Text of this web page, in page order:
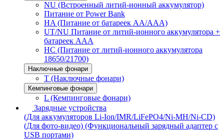
NU (Встроенный литий-ионный аккумулятор)
Питание от Power Bank
HA (Питание от батареек AA/AAA)
UT/NU Питание от литий-ионного аккумулятора +
батареек AAA
HC (Питание от литий-ионного аккумулятора
18650/21700)
Наключные фонари
T (Наключные фонари)
Кемпинговые фонари
L (Кемпинговые фонари)
Зарядные устройства
(Для аккумуляторов Li-Ion/IMR/LiFePO4/Ni-MH/Ni-CD)
(Для фото-видео) (Функциональный зарядный адаптер с
USB портами)